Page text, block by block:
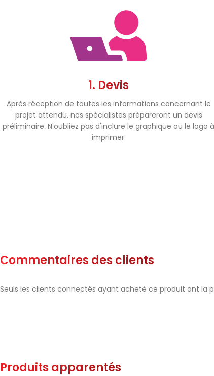
1. Devis
Après réception de toutes les informations concernant le
projet attendu, nos spécialistes prépareront un devis
préliminaire. N'oubliez pas d'inclure le graphique ou le logo à
imprimer.
Commentaires des clients
Seuls les clients connectés ayant acheté ce produit ont la
Produits apparentés